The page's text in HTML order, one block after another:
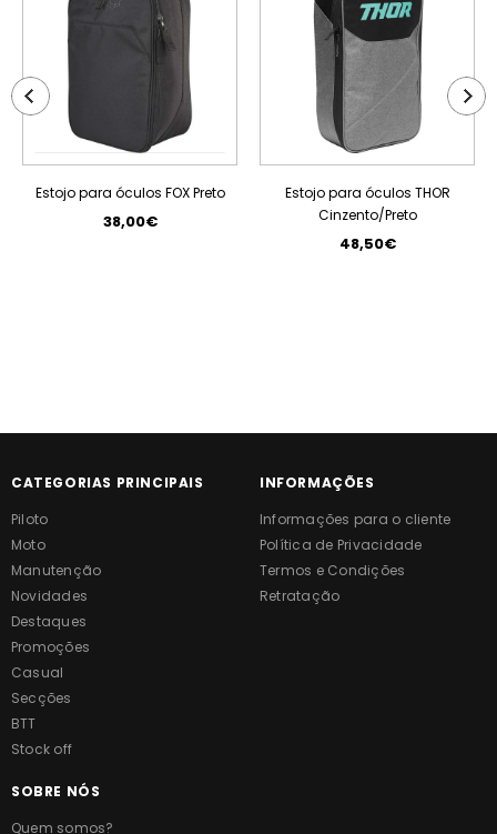
Estojo para óculos FOX Preto
38,00€
Estojo para óculos THOR
Cinzento/Preto
48,50€
CATEGORIAS PRINCIPAIS
Piloto
Moto
Manutenção
Novidades
Destaques
Promoções
Casual
Secções
BTT
Stock off
INFORMAÇÕES
Informações para o cliente
Política de Privacidade
Termos e Condições
Retratação
SOBRE NÓS
Quem somos?